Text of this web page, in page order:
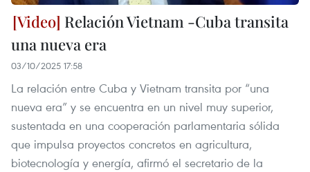
Relación Vietnam -Cuba transita
una nueva era
03/10/2025 17:58
La relación entre Cuba y Vietnam transita por “una
nueva era” y se encuentra en un nivel muy superior,
sustentada en una cooperación parlamentaria sólida
que impulsa proyectos concretos en agricultura,
biotecnología y energía, afirmó el secretario de la